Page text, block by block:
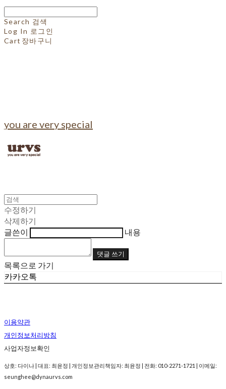
Search 검색
Log In 로그인
Cart 장바구니
you are very special
수정하기
삭제하기
글쓴이
내용
댓글 쓰기
목록으로 가기
카카오톡
이용약관
개인정보처리방침
사업자정보확인
상호: 다이나 | 대표: 최윤정 | 개인정보관리책임자: 최윤정 | 전화: 010-2271-1721 | 이메일:
seunghee@dynaurvs.com